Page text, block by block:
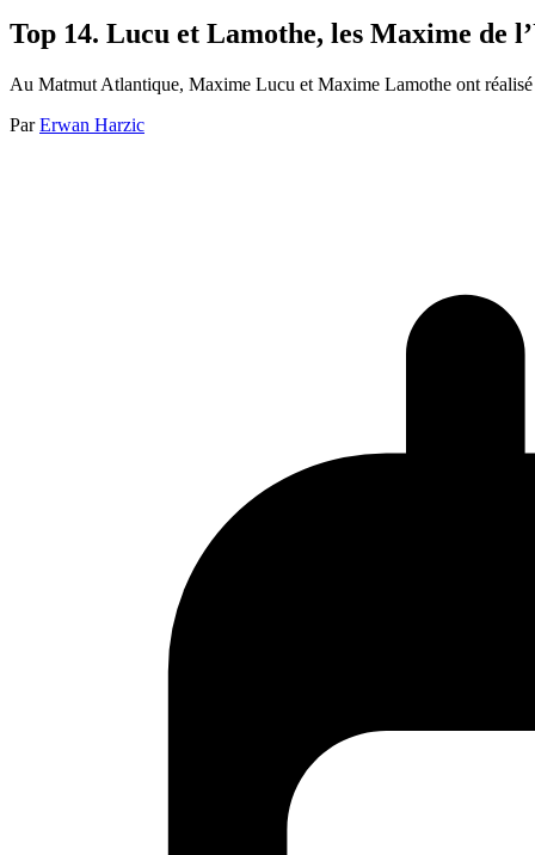
Top 14. Lucu et Lamothe, les Maxime de
Au Matmut Atlantique, Maxime Lucu et Maxime Lamothe ont
Par Erwan Harzic